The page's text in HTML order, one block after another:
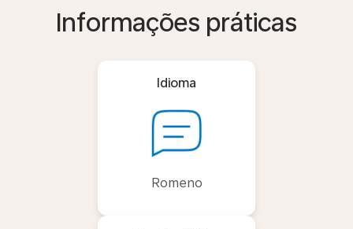
Informações práticas
Idioma
Romeno